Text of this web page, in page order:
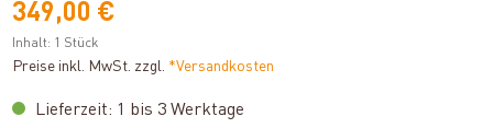
349,00 €
Inhalt: 1 Stück
Preise inkl. MwSt. zzgl. *Versandkosten
Lieferzeit: 1 bis 3 Werktage